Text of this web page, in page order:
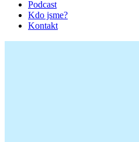
Podcast
Kdo jsme?
Kontakt